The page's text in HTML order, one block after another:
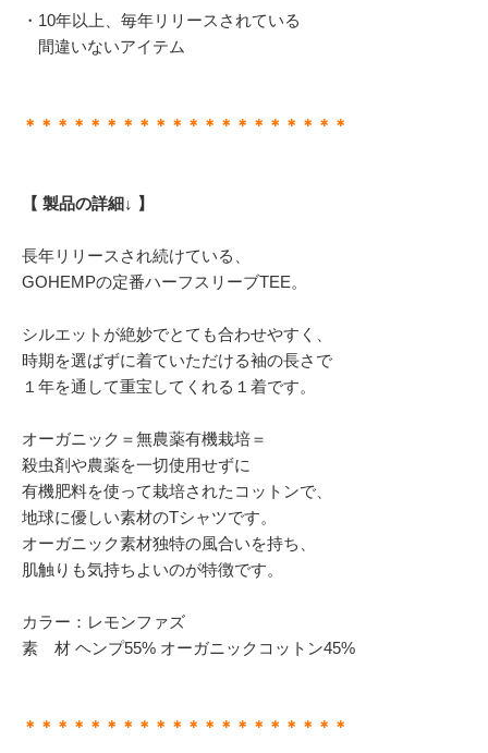
・10年以上、毎年リリースされている
間違いないアイテム
＊＊＊＊＊＊＊＊＊＊＊＊＊＊＊＊＊＊＊＊
【 製品の詳細↓ 】
長年リリースされ続けている、
GOHEMPの定番ハーフスリーブTEE。
シルエットが絶妙でとても合わせやすく、
時期を選ばずに着ていただける袖の長さで
１年を通して重宝してくれる１着です。
オーガニック＝無農薬有機栽培＝
殺虫剤や農薬を一切使用せずに
有機肥料を使って栽培されたコットンで、
地球に優しい素材のTシャツです。
オーガニック素材独特の風合いを持ち、
肌触りも気持ちよいのが特徴です。
カラー：レモンファズ
素 材 ヘンプ55% オーガニックコットン45%
＊＊＊＊＊＊＊＊＊＊＊＊＊＊＊＊＊＊＊＊